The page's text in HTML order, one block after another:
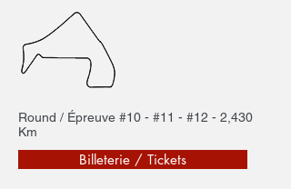
Round / Épreuve #10 - #11 - #12 - 2,430
Km
Billeterie / Tickets